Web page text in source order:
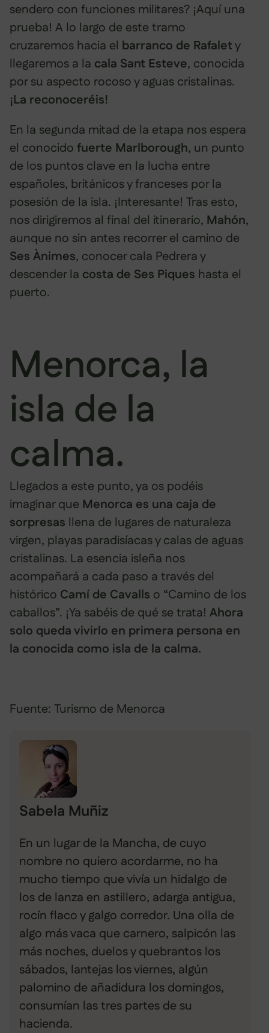
sendero con funciones militares? ¡Aquí una
prueba! A lo largo de este tramo
cruzaremos hacia el barranco de Rafalety
llegaremos a la cala Sant Esteve, conocida
por su aspecto rocoso y aguas cristalinas.
¡La reconoceréis!
En la segunda mitad de la etapa nos espera
el conocido fuerte Marlborough, un punto
de los puntos clave en la lucha entre
españoles, británicos y franceses por la
posesión de la isla. ¡Interesante! Tras esto,
nos dirigiremos al final del itinerario, Mahón,
aunque no sin antes recorrer el camino de
Ses Ànimes, conocer cala Pedrera y
descender la costa de Ses Piques hasta el
puerto.
Menorca, la
isla de la
calma.
Llegados a este punto, ya os podéis
imaginar que Menorca es una caja de
sorpresas llena de lugares de naturaleza
virgen, playas paradisíacas y calas de aguas
cristalinas. La esencia isleña nos
acompañará a cada paso a través del
histórico Camí de Cavalls o “Camino de los
caballos”. ¡Ya sabéis de qué se trata! Ahora
solo queda vivirlo en primera persona en
la conocida como isla de la calma.
Fuente: Turismo de Menorca
Sabela Muñiz
En un lugar de la Mancha, de cuyo
nombre no quiero acordarme, no ha
mucho tiempo que vivía un hidalgo de
los de lanza en astillero, adarga antigua,
rocín flaco y galgo corredor. Una olla de
algo más vaca que carnero, salpicón las
más noches, duelos y quebrantos los
sábados, lantejas los viernes, algún
palomino de añadidura los domingos,
consumían las tres partes de su
hacienda.